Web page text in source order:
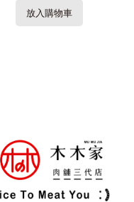
放入購物車